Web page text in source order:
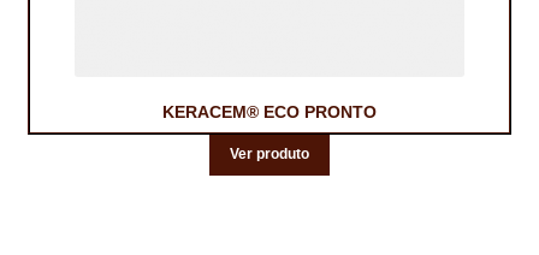
KERACEM® ECO PRONTO
Ver produto